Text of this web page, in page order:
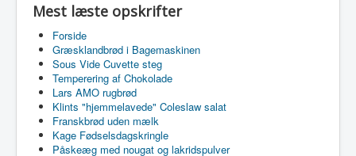
Mest læste opskrifter
Forside
Græsklandbrød i Bagemaskinen
Sous Vide Cuvette steg
Temperering af Chokolade
Lars AMO rugbrød
Klints "hjemmelavede" Coleslaw salat
Franskbrød uden mælk
Kage Fødselsdagskringle
Påskeæg med nougat og lakridspulver